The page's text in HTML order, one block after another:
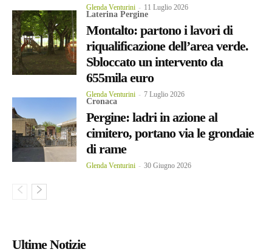
Glenda Venturini - 11 Luglio 2026
Laterina Pergine
Montalto: partono i lavori di
riqualificazione dell’area verde.
Sbloccato un intervento da
655mila euro
Glenda Venturini - 7 Luglio 2026
Cronaca
Pergine: ladri in azione al
cimitero, portano via le grondaie
di rame
Glenda Venturini - 30 Giugno 2026
Ultime Notizie